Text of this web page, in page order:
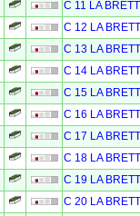
C 11 LA
C 12 LA
C 13 LA
C 14 LA
C 15 LA
C 16 LA
C 17 LA
C 18 LA
C 19 LA
C 20 LA